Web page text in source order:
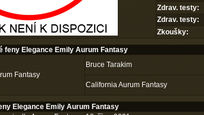
Zdrav. testy:
Zdrav. testy:
Zkoušky:
feny Elegance Emily Aurum Fantasy
Fantasy
Bruce Tarakim
California Aurum Fantasy
Elegance Emily Aurum Fantasy